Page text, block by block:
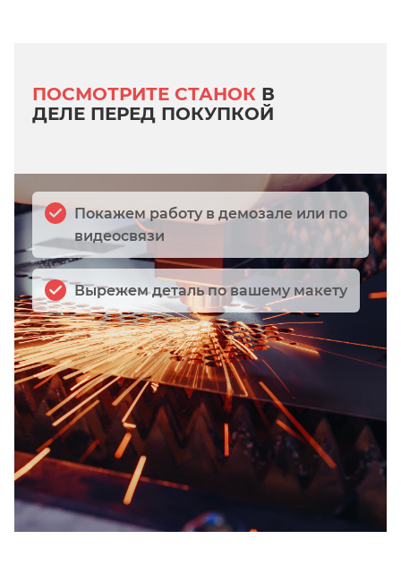
Покажем работу в демозале или по
видеосвязи
Вырежем деталь по вашему макету
ПОСМОТРИТЕ СТАНОК В
ДЕЛЕ ПЕРЕД ПОКУПКОЙ